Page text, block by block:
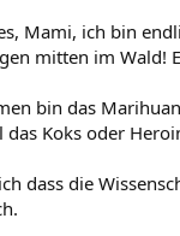
Mami, ich bin
mitten im Wald!
bin das
Koks oder
dass die